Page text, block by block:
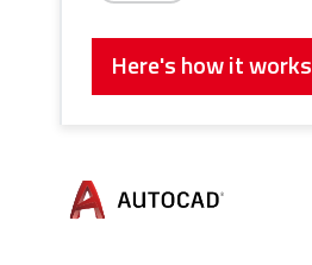
Here's how it works